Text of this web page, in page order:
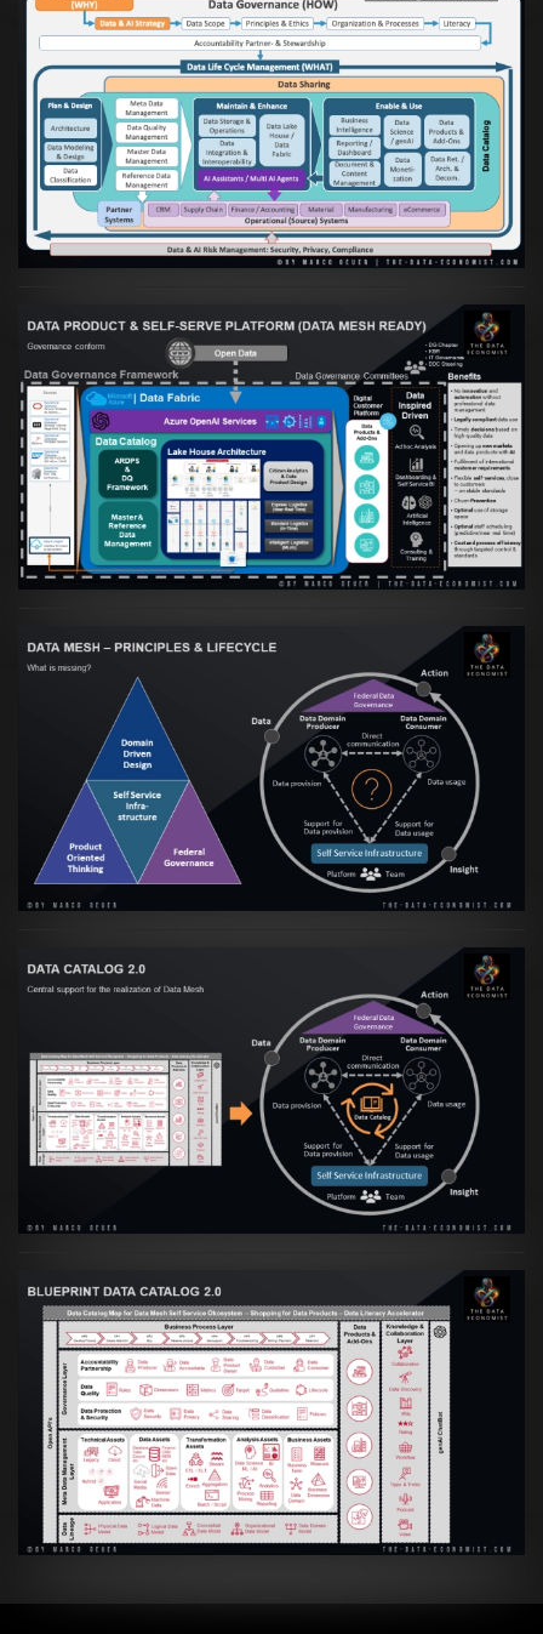
Artikel:Die moderne Architektur für
Daten- und KI-orientierte Unternehmen
VIEW
Artikel:Warum eine Data Governance
orientierte Data Fabric essenziell für
skalierbare qualitative Datenprodukte ist
VIEW
Artikel:Data Mesh Ökosysteme: Die
Transformation zur Data Inspired Human
Culture
VIEW
Artikel:Data Mesh Ökosysteme: Die
Transformation zur Data Inspired Human
Culture
VIEW
Artikel:Data Mesh Ökosysteme: Die
Transformation zur Data Inspired Human
Culture
VIEW